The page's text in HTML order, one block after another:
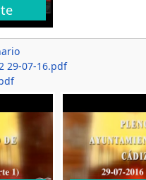
29-07-16.pdf